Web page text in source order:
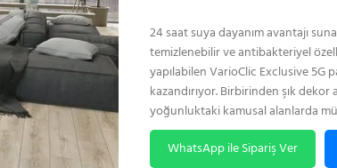
24 saat suya dayanım avantajı
temizlenebilir ve antibakteriyel
yapılabilen VarioClic Exclusive 5G
kazandırıyor. Birbirinden şık
yoğunluktaki kamusal alanlarda
WhatsApp ile Sipariş Ver